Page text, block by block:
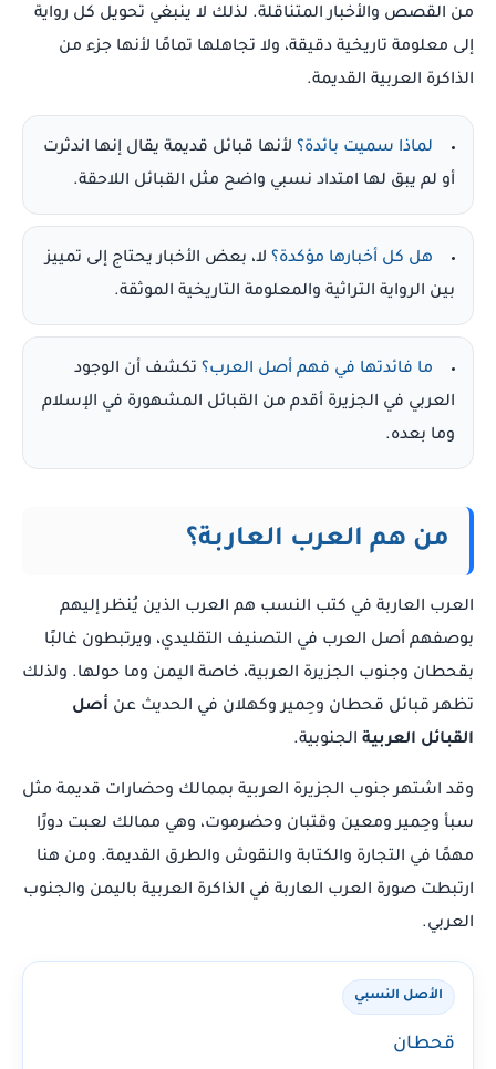
من القصص والأخبار المتناقلة. لذلك لا ينبغي تحويل كل رواية
إلى معلومة تاريخية دقيقة، ولا تجاهلها تمامًا لأنها جزء من
الذاكرة العربية القديمة.
لماذا سميت بائدة؟ لأنها قبائل قديمة يقال إنها اندثرت
أو لم يبق لها امتداد نسبي واضح مثل القبائل اللاحقة.
هل كل أخبارها مؤكدة؟ لا، بعض الأخبار يحتاج إلى تمييز
بين الرواية التراثية والمعلومة التاريخية الموثقة.
ما فائدتها في فهم أصل العرب؟ تكشف أن الوجود
العربي في الجزيرة أقدم من القبائل المشهورة في الإسلام
وما بعده.
من هم العرب العاربة؟
العرب العاربة في كتب النسب هم العرب الذين يُنظر إليهم
بوصفهم أصل العرب في التصنيف التقليدي، ويرتبطون غالبًا
بقحطان وجنوب الجزيرة العربية، خاصة اليمن وما حولها. ولذلك
تظهر قبائل قحطان وحِمير وكهلان في الحديث عن أصل
القبائل العربية الجنوبية.
وقد اشتهر جنوب الجزيرة العربية بممالك وحضارات قديمة مثل
سبأ وحِمير ومعين وقتبان وحضرموت، وهي ممالك لعبت دورًا
مهمًا في التجارة والكتابة والنقوش والطرق القديمة. ومن هنا
ارتبطت صورة العرب العاربة في الذاكرة العربية باليمن والجنوب
العربي.
الأصل النسبي
قحطان